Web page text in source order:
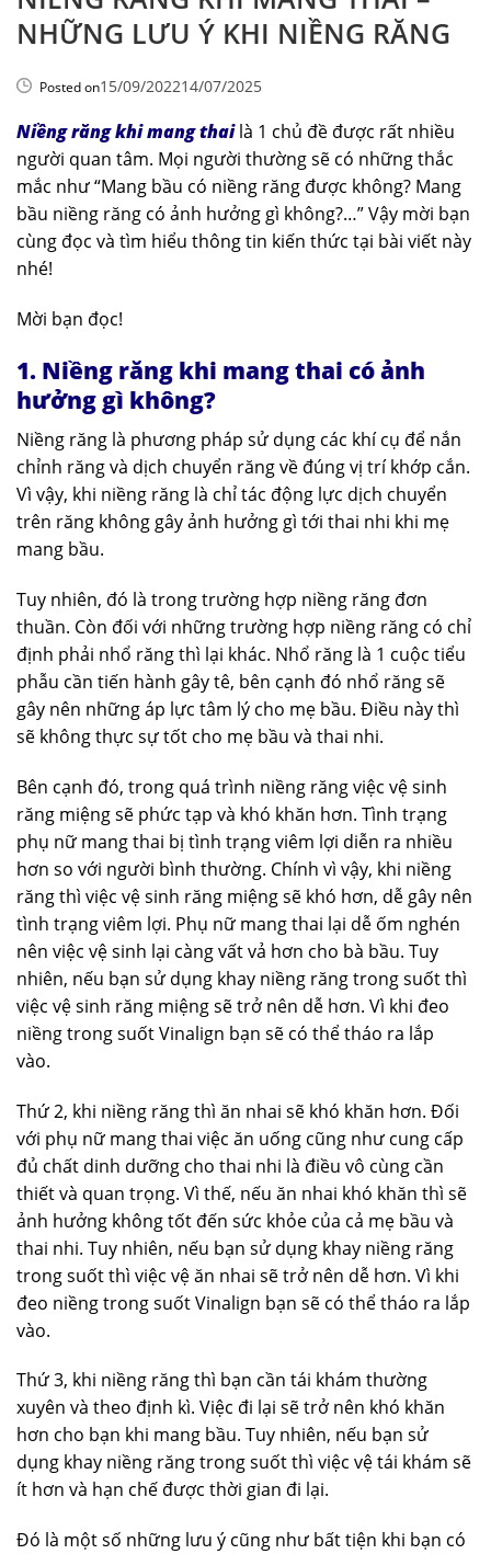
NHỮNG LƯU Ý KHI NIỀNG RĂNG
Posted on15/09/202214/07/2025
Niềng răng khi mang thai là 1 chủ đề được rất nhiều
người quan tâm. Mọi người thường sẽ có những thắc
mắc như “Mang bầu có niềng răng được không? Mang
bầu niềng răng có ảnh hưởng gì không?…” Vậy mời bạn
cùng đọc và tìm hiểu thông tin kiến thức tại bài viết này
nhé!
Mời bạn đọc!
1. Niềng răng khi mang thai có ảnh
hưởng gì không?
Niềng răng là phương pháp sử dụng các khí cụ để nắn
chỉnh răng và dịch chuyển răng về đúng vị trí khớp cắn.
Vì vậy, khi niềng răng là chỉ tác động lực dịch chuyển
trên răng không gây ảnh hưởng gì tới thai nhi khi mẹ
mang bầu.
Tuy nhiên, đó là trong trường hợp niềng răng đơn
thuần. Còn đối với những trường hợp niềng răng có chỉ
định phải nhổ răng thì lại khác. Nhổ răng là 1 cuộc tiểu
phẫu cần tiến hành gây tê, bên cạnh đó nhổ răng sẽ
gây nên những áp lực tâm lý cho mẹ bầu. Điều này thì
sẽ không thực sự tốt cho mẹ bầu và thai nhi.
Bên cạnh đó, trong quá trình niềng răng việc vệ sinh
răng miệng sẽ phức tạp và khó khăn hơn. Tình trạng
phụ nữ mang thai bị tình trạng viêm lợi diễn ra nhiều
hơn so với người bình thường. Chính vì vậy, khi niềng
răng thì việc vệ sinh răng miệng sẽ khó hơn, dễ gây nên
tình trạng viêm lợi. Phụ nữ mang thai lại dễ ốm nghén
nên việc vệ sinh lại càng vất vả hơn cho bà bầu. Tuy
nhiên, nếu bạn sử dụng khay niềng răng trong suốt thì
việc vệ sinh răng miệng sẽ trở nên dễ hơn. Vì khi đeo
niềng trong suốt Vinalign bạn sẽ có thể tháo ra lắp
vào.
Thứ 2, khi niềng răng thì ăn nhai sẽ khó khăn hơn. Đối
với phụ nữ mang thai việc ăn uống cũng như cung cấp
đủ chất dinh dưỡng cho thai nhi là điều vô cùng cần
thiết và quan trọng. Vì thế, nếu ăn nhai khó khăn thì sẽ
ảnh hưởng không tốt đến sức khỏe của cả mẹ bầu và
thai nhi. Tuy nhiên, nếu bạn sử dụng khay niềng răng
trong suốt thì việc vệ ăn nhai sẽ trở nên dễ hơn. Vì khi
đeo niềng trong suốt Vinalign bạn sẽ có thể tháo ra lắp
vào.
Thứ 3, khi niềng răng thì bạn cần tái khám thường
xuyên và theo định kì. Việc đi lại sẽ trở nên khó khăn
hơn cho bạn khi mang bầu. Tuy nhiên, nếu bạn sử
dụng khay niềng răng trong suốt thì việc vệ tái khám sẽ
ít hơn và hạn chế được thời gian đi lại.
Đó là một số những lưu ý cũng như bất tiện khi bạn có